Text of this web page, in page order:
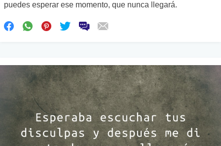
puedes esperar ese momento, que nunca llegará.